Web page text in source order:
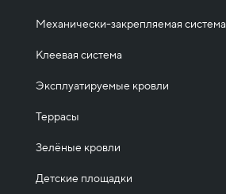
Механически-закрепляемая система
Клеевая система
Эксплуатируемые кровли
Террасы
Зелёные кровли
Детские площадки